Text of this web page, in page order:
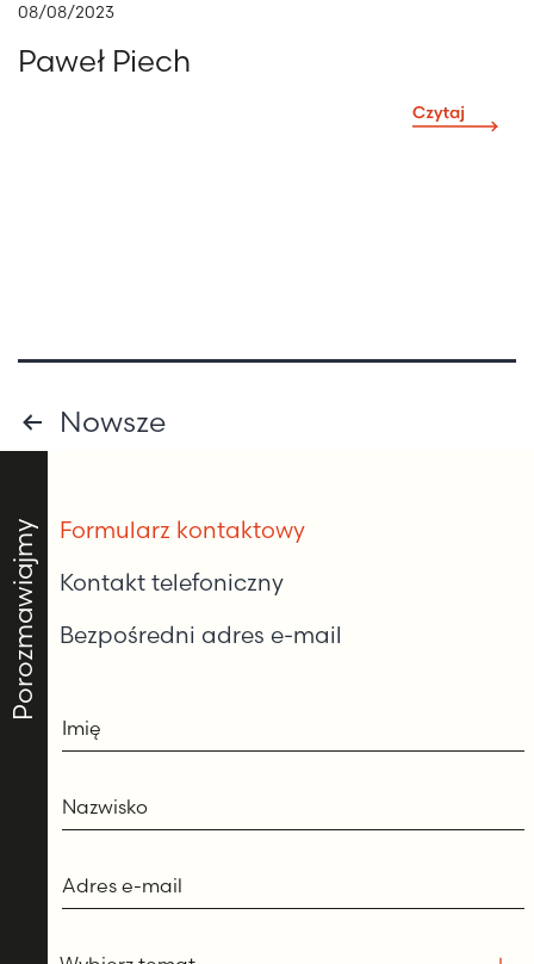
08/08/2023
Paweł Piech
Stronicowanie
Nowsze
Porozmawiajmy
Formularz kontaktowy
Kontakt telefoniczny
Bezpośredni adres e-mail